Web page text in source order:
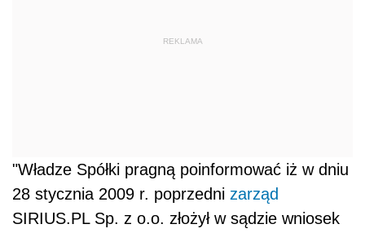
REKLAMA
"Władze Spółki pragną poinformować iż w dniu
28 stycznia 2009 r. poprzedni zarząd
SIRIUS.PL Sp. z o.o. złożył w sądzie wniosek